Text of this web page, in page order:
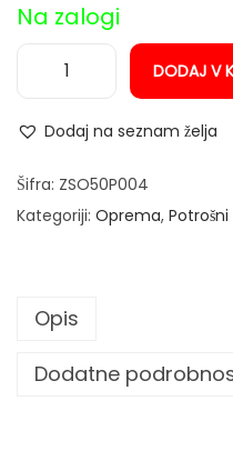
Na zalogi
k
l
a
DODAJ V
Dodaj na seznam želja
Šifra: ZSO50P004
Kategoriji: Oprema,
Opis
Dodatne